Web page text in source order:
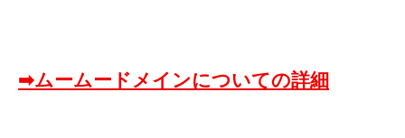
➡ムームードメインについての詳細